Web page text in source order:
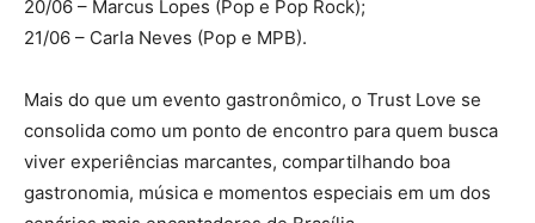
20/06 – Marcus Lopes (Pop e Pop Rock);
21/06 – Carla Neves (Pop e MPB).
Mais do que um evento gastronômico, o Trust Love se
consolida como um ponto de encontro para quem busca
viver experiências marcantes, compartilhando boa
gastronomia, música e momentos especiais em um dos